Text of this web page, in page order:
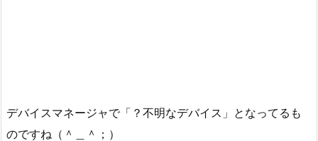
デバイスマネージャで「？不明なデバイス」となってるも
のですね（＾＿＾；）